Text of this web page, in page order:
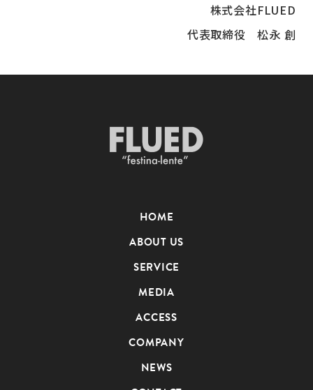
株式会社FLUED
代表取締役 松永 創
HOME
ABOUT US
SERVICE
MEDIA
ACCESS
COMPANY
NEWS